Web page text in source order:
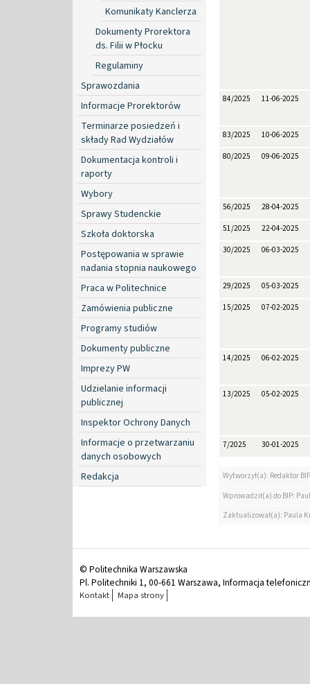
Komunikaty Kanclerza
Dokumenty Prorektora
ds. Filii w Płocku
Regulaminy
Sprawozdania
Informacje Prorektorów
Terminarze posiedzeń i
składy Rad Wydziałów
Dokumentacja kontroli i
raporty
Wybory
Sprawy Studenckie
Szkoła doktorska
Postępowania w sprawie
nadania stopnia naukowego
Praca w Politechnice
Zamówienia publiczne
Programy studiów
Dokumenty publiczne
Imprezy PW
Udzielanie informacji
publicznej
Inspektor Ochrony Danych
Informacje o przetwarzaniu
danych osobowych
Redakcja
84/2025 11-06-2025
83/2025 10-06-2025
80/2025 09-06-2025
56/2025 28-04-2025
51/2025 22-04-2025
30/2025 06-03-2025
29/2025 05-03-2025
15/2025 07-02-2025
14/2025 06-02-2025
13/2025 05-02-2025
7/2025 30-01-2025
Wytworzył(a): Redaktor BIP
Wprowadził(a) do BIP:
Zaktualizował(a): Paula
© Politechnika Warszawska
Pl. Politechniki 1, 00-661 Warszawa, Informacja
Kontakt Mapa strony